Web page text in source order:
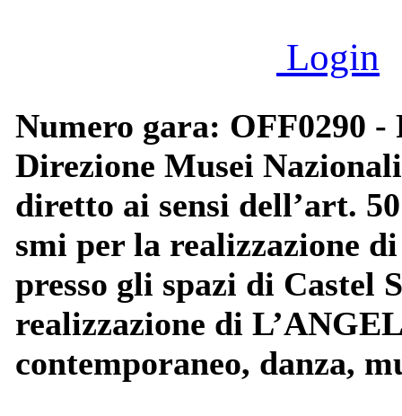
Login
Numero gara: OFF0290 -
Direzione Musei
diretto ai sensi dell’art.
smi per la realizzazione
presso gli spazi di Castel
realizzazione di
contemporaneo, danza,